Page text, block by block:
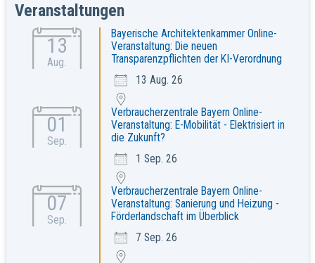
Veranstaltungen
13
Aug.
Bayerische Architektenkammer Online-
Veranstaltung: Die neuen
Transparenzpflichten der KI-Verordnung
13 Aug. 26
01
Sep.
Verbraucherzentrale Bayern Online-
Veranstaltung: E-Mobilität - Elektrisiert in
die Zukunft?
1 Sep. 26
07
Sep.
Verbraucherzentrale Bayern Online-
Veranstaltung: Sanierung und Heizung -
Förderlandschaft im Überblick
7 Sep. 26